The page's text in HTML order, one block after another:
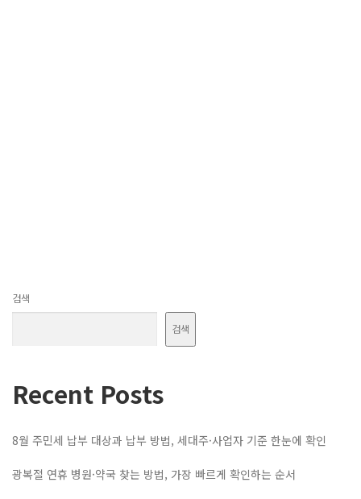
검색
검색
Recent Posts
8월 주민세 납부 대상과 납부 방법, 세대주·사업자 기준 한눈에 확인
광복절 연휴 병원·약국 찾는 방법, 가장 빠르게 확인하는 순서